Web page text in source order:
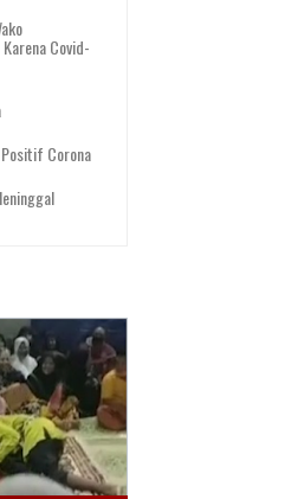
Covid-
Corona